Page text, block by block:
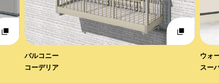
バルコニー
コーデリア
ウォ
スー